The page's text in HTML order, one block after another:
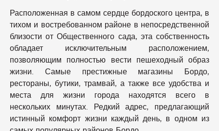
Расположенная в самом сердце бордоского центра, в
тихом и востребованном районе в непосредственной
близости от Общественного сада, эта собственность
обладает исключительным расположением,
позволяющим полностью вести пешеходный образ
жизни. Самые престижные магазины Бордо,
рестораны, бутики, трамвай, а также все удобства и
места для жизни города находятся всего в
нескольких минутах. Редкий адрес, предлагающий
истинный комфорт жизни каждый день, в одном из